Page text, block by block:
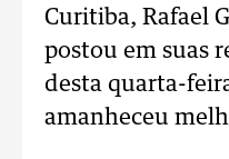
Curitiba, Rafael
postou em suas
desta quarta-
amanheceu